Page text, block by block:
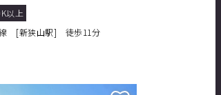
以上
[新狭山駅] 徒歩11分